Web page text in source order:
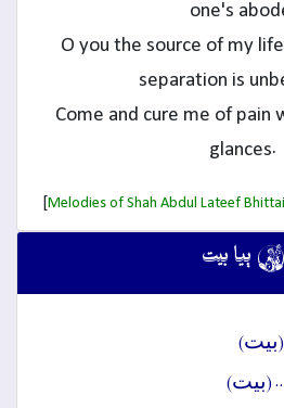
 ٻيا بيت
بيت)
(بيت)
one's
O you the source of my
separation is
Come and cure me of pain
glances.
[Melodies of Shah Abdul Lateef